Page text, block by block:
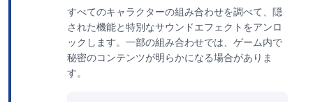
すべてのキャラクターの組み合わせを調べて、隠
された機能と特別なサウンドエフェクトをアンロ
ックします。一部の組み合わせでは、ゲーム内で
秘密のコンテンツが明らかになる場合がありま
す。